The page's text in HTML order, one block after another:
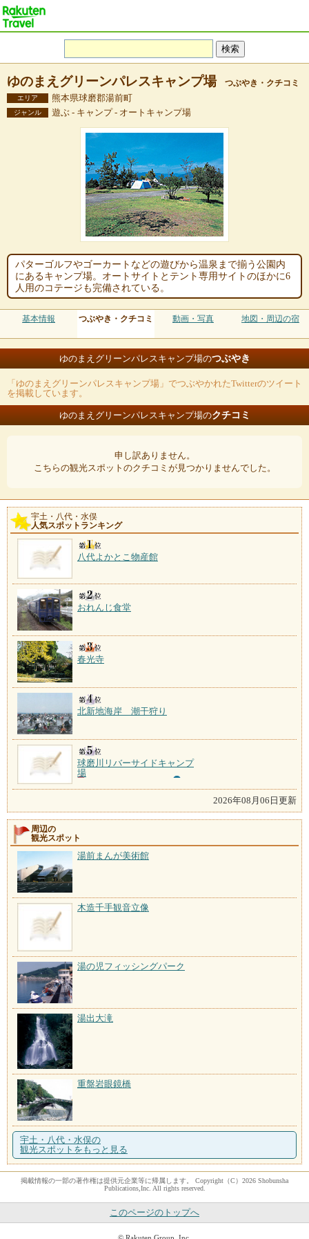
ゆのまえグリーンパレスキャンプ場 つぶやき・クチコミ
エリア 熊本県球磨郡湯前町
ジャンル 遊ぶ - キャンプ - オートキャンプ場
パターゴルフやゴーカートなどの遊びから温泉まで揃う公園内
にあるキャンプ場。オートサイトとテント専用サイトのほかに6
人用のコテージも完備されている。
基本情報 つぶやき・クチコミ 動画・写真 地図・周辺の宿
ゆのまえグリーンパレスキャンプ場のつぶやき
「ゆのまえグリーンパレスキャンプ場」でつぶやかれたTwitterのツイート
を掲載しています。
ゆのまえグリーンパレスキャンプ場のクチコミ
申し訳ありません。
こちらの観光スポットのクチコミが見つかりませんでした。
宇土・八代・水俣
人気スポットランキング
八代よかとこ物産館
おれんじ食堂
春光寺
北新地海岸 潮干狩り
球磨川リバーサイドキャンプ
場
2026年08月06日更新
周辺の
観光スポット
湯前まんが美術館
木造千手観音立像
湯の児フィッシングパーク
湯出大滝
重盤岩眼鏡橋
宇土・八代・水俣の
観光スポットをもっと見る
掲載情報の一部の著作権は提供元企業等に帰属します。 Copyright（C）2026 Shobunsha
Publications,Inc. All rights reserved.
このページのトップへ